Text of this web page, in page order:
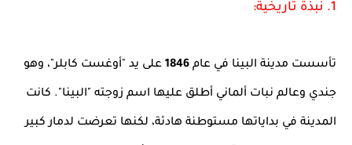
1. نبذة تاريخية:
تأسست مدينة البينا في عام 1846 على يد "أوغست كابلر"، وهو
جندي وعالم نبات ألماني أطلق عليها اسم زوجته "البينا". كانت
المدينة في بداياتها مستوطنة هادئة، لكنها تعرضت لدمار كبير